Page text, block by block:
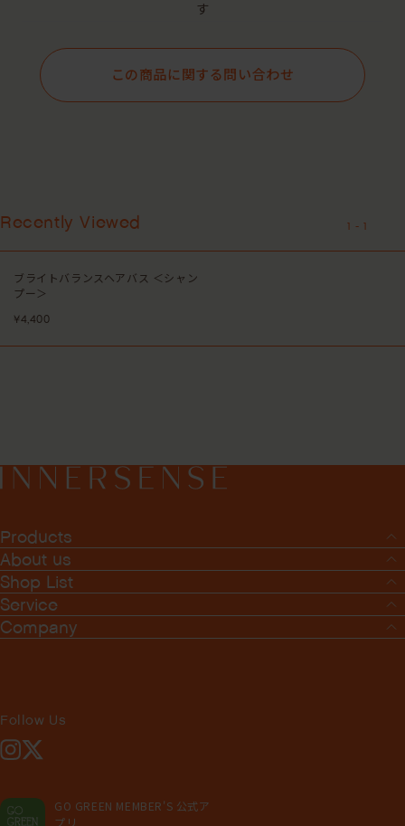
す
この商品に関する問い合わせ
Recently Viewed
ブライトバランスヘアバス ＜シャン
プー＞
¥4,400
1 -1
Products
About us
Shop List
Service
Company
Follow Us
Instagram
X
GO GREEN MEMBER'S 公式ア
プリ